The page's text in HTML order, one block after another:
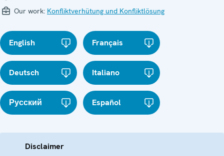
Our work: Konfliktverhütung und Konfliktlösung
English Français
Deutsch Italiano
Русский Español
Disclaimer